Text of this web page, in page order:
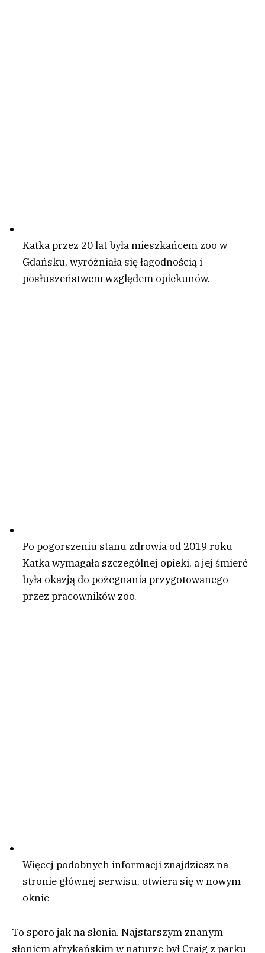
Katka przez 20 lat była mieszkańcem zoo w
Gdańsku, wyróżniała się łagodnością i
posłuszeństwem względem opiekunów.
Po pogorszeniu stanu zdrowia od 2019 roku
Katka wymagała szczególnej opieki, a jej śmierć
była okazją do pożegnania przygotowanego
przez pracowników zoo.
Więcej podobnych informacji znajdziesz na
stronie głównej serwisu, otwiera się w nowym
oknie
To sporo jak na słonia. Najstarszym znanym
słoniem afrykańskim w naturze był Craig z parku